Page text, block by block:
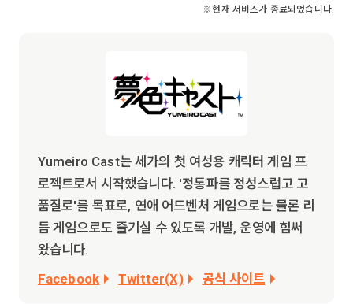
※현재 서비스가 종료되었습니다.
Yumeiro Cast는 세가의 첫 여성용 캐릭터 게임 프
로젝트로서 시작했습니다. '정통파를 정성스럽고 고
품질로'를 목표로, 연애 어드벤처 게임으로는 물론 리
듬 게임으로도 즐기실 수 있도록 개발, 운영에 힘써
왔습니다.
Facebook
Twitter(X) 공식 사이트